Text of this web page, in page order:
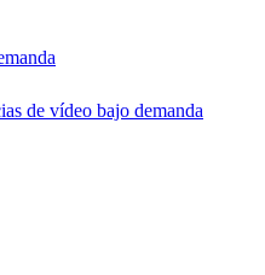
de vídeo bajo demanda